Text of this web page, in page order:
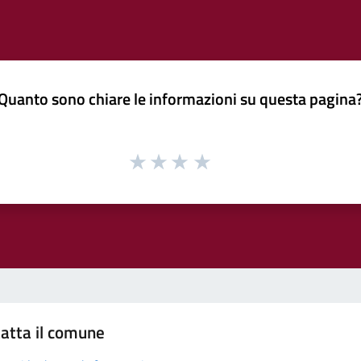
sono chiare le informazioni su questa
il comune